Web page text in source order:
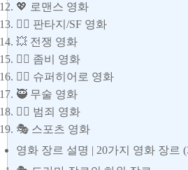
💖 로맨스 영화
🧛‍♀️ 판타지/SF 영화
💥 전쟁 영화
🧟‍♀️ 좀비 영화
🦸‍♀️ 슈퍼히어로 영화
🥷 무술 영화
🕵️‍♂️ 범죄 영화
🎭 스포츠 영화
영화 장르 설명 | 20가지 영화 장르